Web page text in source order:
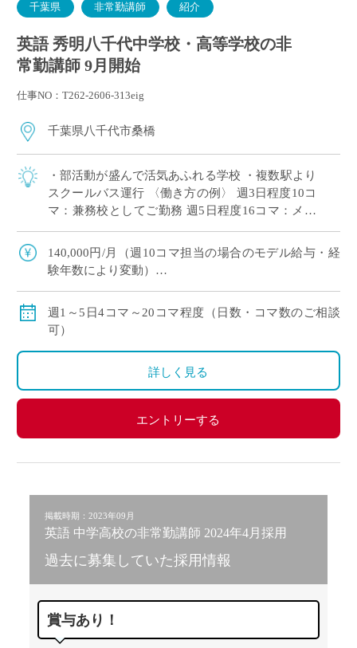
千葉県 非常勤講師 紹介
英語 秀明八千代中学校・高等学校の非
常勤講師 9月開始
仕事NO：T262-2606-313eig
千葉県八千代市桑橋
・部活動が盛んで活気あふれる学校 ・複数駅より
スクールバス運行 〈働き方の例〉 週3日程度10コ
マ：兼務校としてご勤務 週5日程度16コマ：メイ
140,000円/月（週10コマ担当の場合のモデル給与・経
験年数により変動）
賞与：無し
昇給：有り、年1回の査定による
その他保険：労災保険
週1～5日4コマ～20コマ程度（日数・コマ数のご相談
可）
詳しく見る
エントリーする
掲載時期：2023年09月
英語 中学高校の非常勤講師 2024年4月採用
過去に募集していた採用情報
賞与あり！